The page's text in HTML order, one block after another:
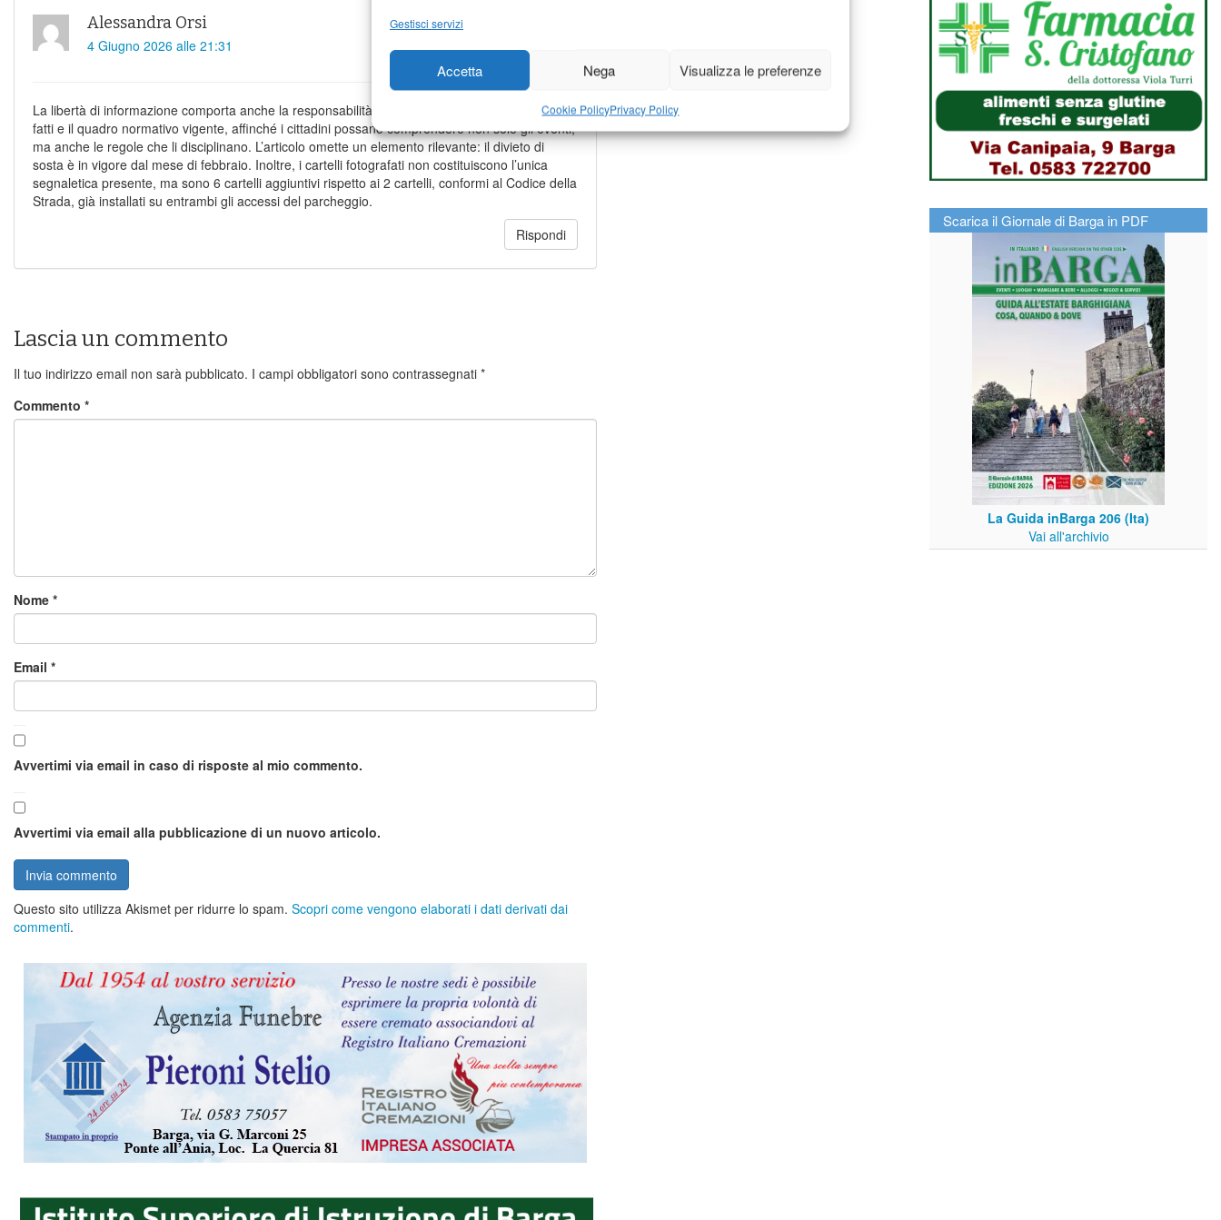
Gestisci servizi
Accetta Nega Visualizza le preferenze
Cookie PolicyPrivacy Policy
Alessandra Orsi
4 Giugno 2026 alle 21:31
La libertà di informazione comporta anche la responsabilità di rappresentare correttamente i
fatti e il quadro normativo vigente, affinché i cittadini possano comprendere non solo gli eventi,
ma anche le regole che li disciplinano. L’articolo omette un elemento rilevante: il divieto di
sosta è in vigore dal mese di febbraio. Inoltre, i cartelli fotografati non costituiscono l’unica
segnaletica presente, ma sono 6 cartelli aggiuntivi rispetto ai 2 cartelli, conformi al Codice della
Strada, già installati su entrambi gli accessi del parcheggio.
Rispondi
Lascia un commento
Il tuo indirizzo email non sarà pubblicato. I campi obbligatori sono contrassegnati *
Commento *
Nome *
Email *
Avvertimi via email in caso di risposte al mio commento.
Avvertimi via email alla pubblicazione di un nuovo articolo.
Questo sito utilizza Akismet per ridurre lo spam. Scopri come vengono elaborati i dati derivati dai
commenti.
Scarica il Giornale di Barga in PDF
La Guida inBarga 206 (Ita)
Vai all'archivio